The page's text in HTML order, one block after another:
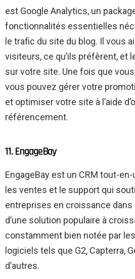
est Google Analytics, un
fonctionnalités essentielles
le trafic du site du blog. Il vous
visiteurs, ce qu’ils préfèrent, et
sur votre site. Une fois que
vous pouvez gérer votre
et optimiser votre site à l’aide
référencement.
11. EngageBay
EngageBay est un CRM tout-
les ventes et le support qui
entreprises en croissance dans
d’une solution populaire à
constamment bien notée par
logiciels tels que G2, Capterra,
d’autres.